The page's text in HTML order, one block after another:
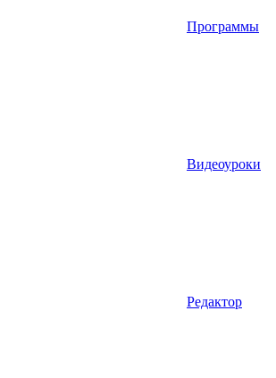
Программы
Видеоуроки
Редактор